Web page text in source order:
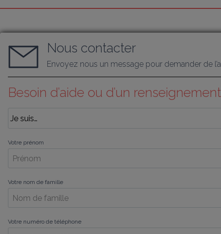
Nous contacter
Envoyez nous un message pour demander de
Besoin d’aide ou d’un
Votre prénom
Votre nom de famille
Votre numéro de téléphone